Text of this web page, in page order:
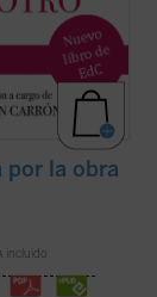
por la obra
incluido